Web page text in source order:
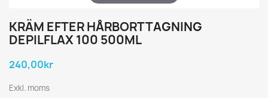
KRÄM EFTER HÅRBORTTAGNING
DEPILFLAX 100 500ML
240,00kr
Exkl. moms